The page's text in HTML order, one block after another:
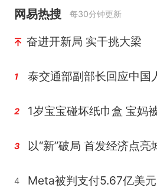
网易热搜 每30分钟更新
奋进开新局 实干挑大梁
1
2
3
4 Meta被判支付5.67亿美元